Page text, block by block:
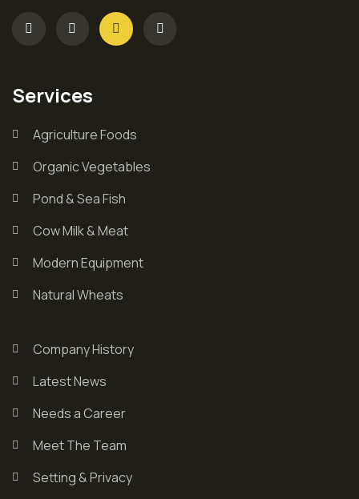
Services
Agriculture Foods
Organic Vegetables
Pond & Sea Fish
Cow Milk & Meat
Modern Equipment
Natural Wheats
Company History
Latest News
Needs a Career
Meet The Team
Setting & Privacy